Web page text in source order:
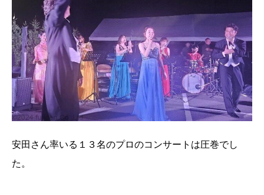
安田さん率いる１３名のプロのコンサートは圧巻でし
た。